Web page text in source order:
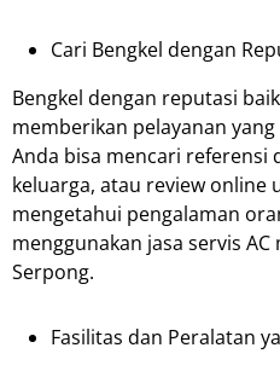
Cari Bengkel dengan
Bengkel dengan reputasi
memberikan pelayanan
Anda bisa mencari referensi
keluarga, atau review online
mengetahui pengalaman
menggunakan jasa servis AC
Serpong.
Fasilitas dan Peralatan